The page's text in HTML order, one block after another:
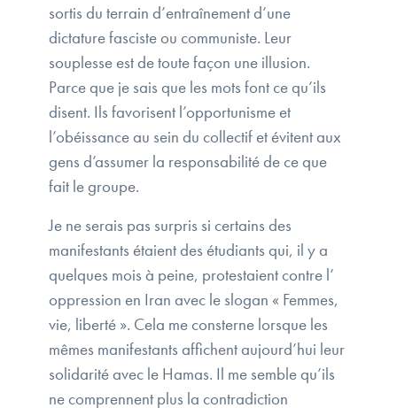
sortis du terrain d’entraînement d’une
dictature fasciste ou communiste. Leur
souplesse est de toute façon une illusion.
Parce que je sais que les mots font ce qu’ils
disent. Ils favorisent l’opportunisme et
l’obéissance au sein du collectif et évitent aux
gens d’assumer la responsabilité de ce que
fait le groupe.
Je ne serais pas surpris si certains des
manifestants étaient des étudiants qui, il y a
quelques mois à peine, protestaient contre l’
oppression en Iran avec le slogan « Femmes,
vie, liberté ». Cela me consterne lorsque les
mêmes manifestants affichent aujourd’hui leur
solidarité avec le Hamas. Il me semble qu’ils
ne comprennent plus la contradiction